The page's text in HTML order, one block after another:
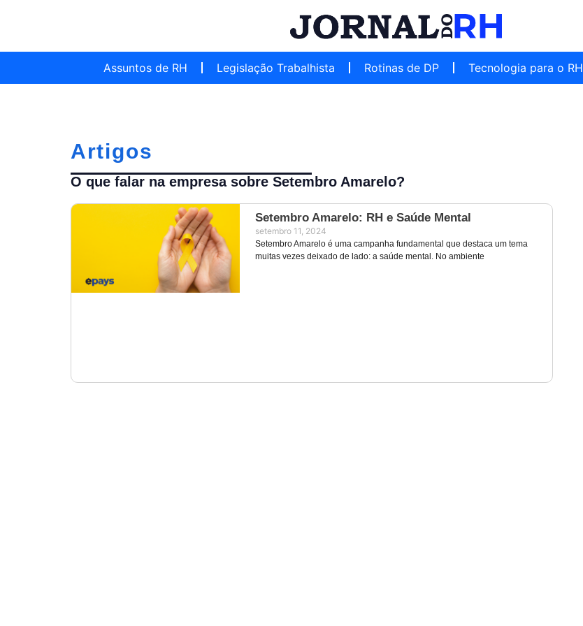
Assuntos de RH Legislação Trabalhista Rotinas de DP Tecnologia para o RH
Artigos
O que falar na empresa sobre Setembro Amarelo?
Setembro Amarelo: RH e Saúde Mental
setembro 11, 2024
Setembro Amarelo é uma campanha fundamental que destaca um tema
muitas vezes deixado de lado: a saúde mental. No ambiente